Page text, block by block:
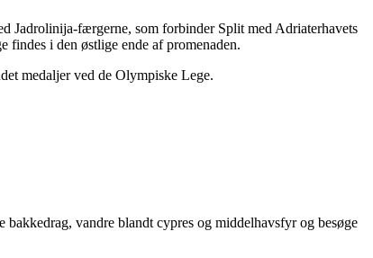
Jadrolinija-færgerne, som forbinder Split med Adriaterhavets
findes i den østlige ende af promenaden.
medaljer ved de Olympiske Lege.
vandre blandt cypres og middelhavsfyr og besøge